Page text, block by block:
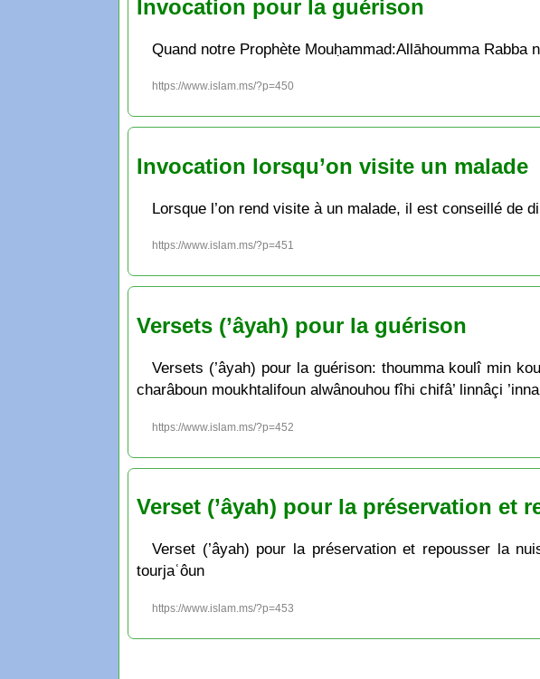
Invocation pour la guérison
Quand notre Prophète Mouḥammad:Allāhoumma Rabba
https://www.islam.ms/?p=450
Invocation lorsqu’on visite un malade
Lorsque l’on rend visite à un malade, il est conseillé de
https://www.islam.ms/?p=451
Versets (’âyah) pour la guérison
Versets (’âyah) pour la guérison: thoumma koulî min
charâboun moukhtalifoun alwânouhou fîhi chifâ’ linnâçi
https://www.islam.ms/?p=452
Verset (’âyah) pour la préservation et
Verset (’âyah) pour la préservation et repousser la
tourjaʿôun
https://www.islam.ms/?p=453